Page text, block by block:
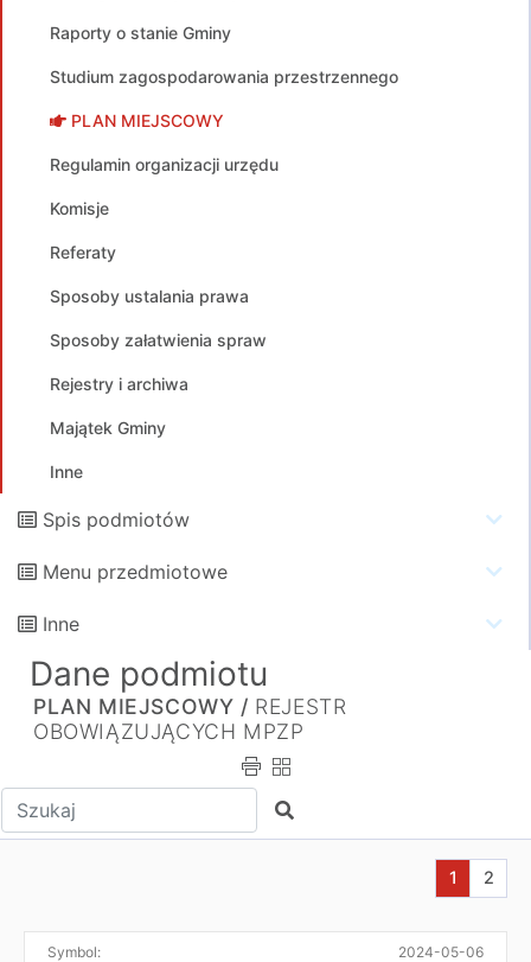
Raporty o stanie Gminy
Studium zagospodarowania przestrzennego
PLAN MIEJSCOWY
Regulamin organizacji urzędu
Komisje
Referaty
Sposoby ustalania prawa
Sposoby załatwienia spraw
Rejestry i archiwa
Majątek Gminy
Inne
Spis podmiotów
Menu przedmiotowe
Inne
Dane podmiotu
PLAN MIEJSCOWY / REJESTR
OBOWIĄZUJĄCYCH MPZP
Wpisz tekst do wyszukania Szukaj
Aktualna
1 2
Symbol:
2024-05-06